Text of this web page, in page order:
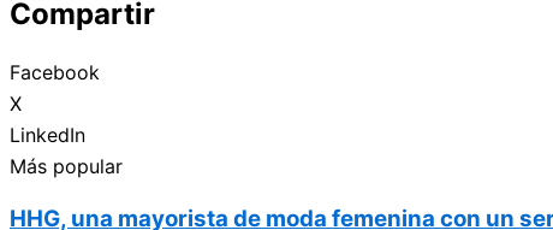
Compartir
Facebook
X
LinkedIn
Más popular
HHG, una mayorista de moda femenina con un